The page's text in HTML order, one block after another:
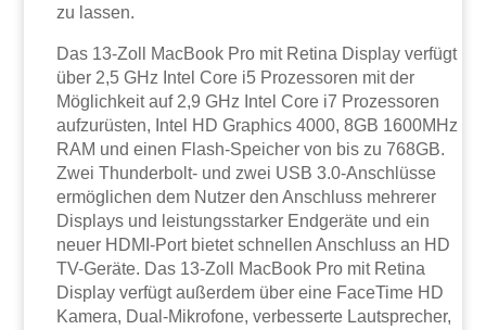
zu lassen.
Das 13-Zoll MacBook Pro mit Retina Display verfügt
über 2,5 GHz Intel Core i5 Prozessoren mit der
Möglichkeit auf 2,9 GHz Intel Core i7 Prozessoren
aufzurüsten, Intel HD Graphics 4000, 8GB 1600MHz
RAM und einen Flash-Speicher von bis zu 768GB.
Zwei Thunderbolt- und zwei USB 3.0-Anschlüsse
ermöglichen dem Nutzer den Anschluss mehrerer
Displays und leistungsstarker Endgeräte und ein
neuer HDMI-Port bietet schnellen Anschluss an HD
TV-Geräte. Das 13-Zoll MacBook Pro mit Retina
Display verfügt außerdem über eine FaceTime HD
Kamera, Dual-Mikrofone, verbesserte Lautsprecher,